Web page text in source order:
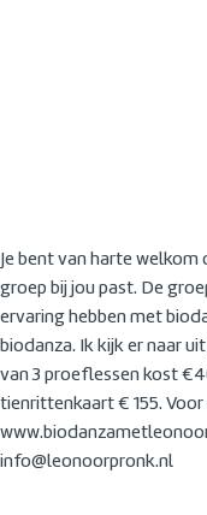
Je bent van harte
groep bij jou past. De
ervaring hebben met
biodanza. Ik kijk er naar
van 3 proeflessen kost
tienrittenkaart € 155.
info@leonoorpronk.nl